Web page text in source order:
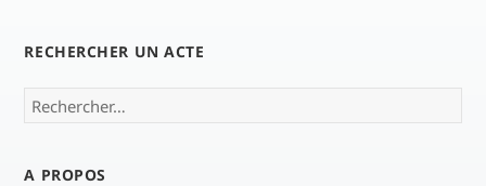
RECHERCHER UN ACTE
Rechercher :
A PROPOS